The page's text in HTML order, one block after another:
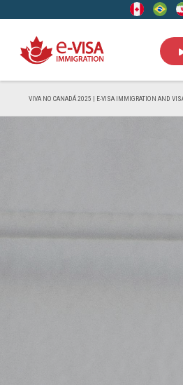
VIVA NO CANADÁ 2025 | E-VISA IMMIGRATION AND